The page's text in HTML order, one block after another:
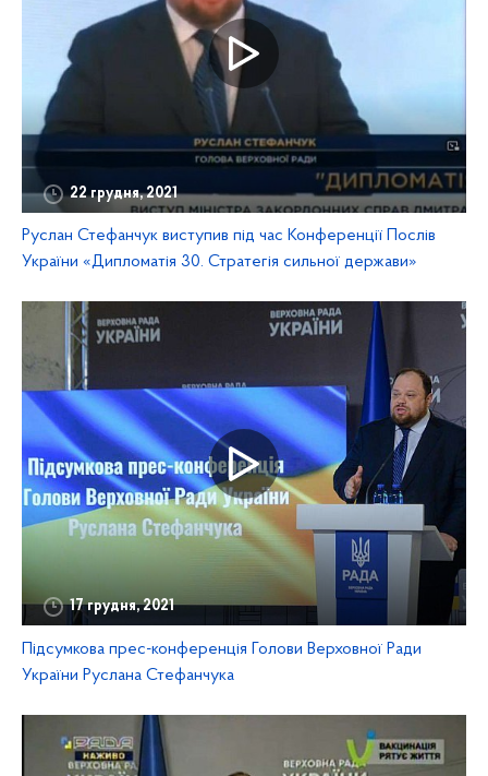
22 грудня, 2021
Руслан Стефанчук виступив під час Конференції Послів
України «Дипломатія 30. Стратегія сильної держави»
17 грудня, 2021
Підсумкова прес-конференція Голови Верховної Ради
України Руслана Стефанчука